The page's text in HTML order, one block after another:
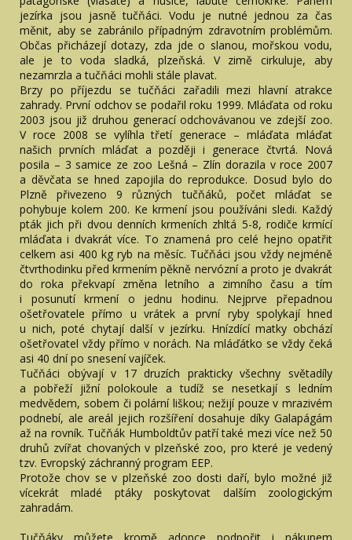
jezírka jsou jasně tučňáci. Vodu je nutné jednou za čas
měnit, aby se zabránilo případným zdravotním problémům.
Občas přicházejí dotazy, zda jde o slanou, mořskou vodu,
ale je to voda sladká, plzeňská. V zimě cirkuluje, aby
nezamrzla a tučňáci mohli stále plavat.
Brzy po příjezdu se tučňáci zařadili mezi hlavní atrakce
zahrady. První odchov se podařil roku 1999. Mláďata od roku
2003 jsou již druhou generací odchovávanou ve zdejší zoo.
V roce 2008 se vylíhla třetí generace – mláďata mláďat
našich prvních mláďat a později i generace čtvrtá. Nová
posila – 3 samice ze zoo Lešná – Zlín dorazila v roce 2007
a děvčata se hned zapojila do reprodukce. Dosud bylo do
Plzně přivezeno 9 různých tučňáků, počet mláďat se
pohybuje kolem 200. Ke krmení jsou používáni sledi. Každý
pták jich při dvou denních krmeních zhltá 5-8, rodiče krmící
mláďata i dvakrát více. To znamená pro celé hejno opatřit
celkem asi 400 kg ryb na měsíc. Tučňáci jsou vždy nejméně
čtvrthodinku před krmením pěkně nervózní a proto je dvakrát
do roka překvapí změna letního a zimního času a tím
i posunutí krmení o jednu hodinu. Nejprve přepadnou
ošetřovatele přímo u vrátek a první ryby spolykají hned
u nich, poté chytají další v jezírku. Hnízdící matky obchází
ošetřovatel vždy přímo v norách. Na mláďátko se vždy čeká
asi 40 dní po snesení vajíček.
Tučňáci obývají v 17 druzích prakticky všechny světadíly
a pobřeží jižní polokoule a tudíž se nesetkají s ledním
medvědem, sobem či polární liškou; nežijí pouze v mrazivém
podnebí, ale areál jejich rozšíření dosahuje díky Galapágám
až na rovník. Tučňák Humboldtův patří také mezi více než 50
druhů zvířat chovaných v plzeňské zoo, pro které je vedený
tzv. Evropský záchranný program EEP.
Protože chov se v plzeňské zoo dosti daří, bylo možné již
vícekrát mladé ptáky poskytovat dalším zoologickým
zahradám.